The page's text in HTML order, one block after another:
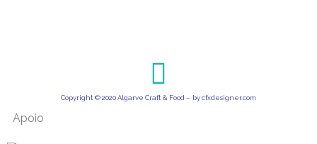
Copyright © 2020 Algarve Craft & Food – bycfxdesigner.com
Apoio